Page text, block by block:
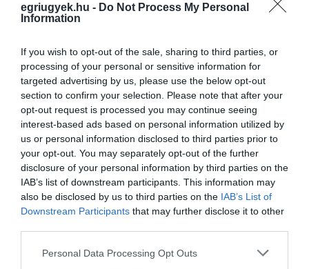
egriugyek.hu - Do Not Process My Personal
Information
If you wish to opt-out of the sale, sharing to third parties, or
processing of your personal or sensitive information for
targeted advertising by us, please use the below opt-out
section to confirm your selection. Please note that after your
opt-out request is processed you may continue seeing
interest-based ads based on personal information utilized by
us or personal information disclosed to third parties prior to
your opt-out. You may separately opt-out of the further
disclosure of your personal information by third parties on the
IAB’s list of downstream participants. This information may
also be disclosed by us to third parties on the IAB’s List of
Downstream Participants that may further disclose it to other
Please note that this website/app uses one or more Google
Personal Data Processing Opt Outs
2026. augusztus 08|Mindenki ügye
BAKA ANDRÁST JELÖLI KÖZTÁRSASÁGI
ELNÖKNEK A TISZA
2026. augusztus 08 |Mindenki ügye
ÚJ MAGYAR KÜLÜGYI STRATÉGIA KÉSZÜL,
TELJES SZAKÍTÁS JÖN A...
2026. augusztus 08| Mindenki ügye
AMIKÉRT ÉRDEMES MEGNÉZNI
2026. augusztus 08|